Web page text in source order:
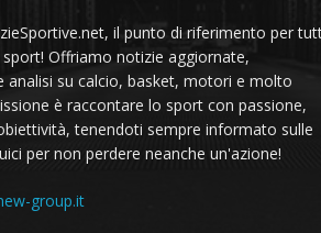
il punto di riferimento per
Offriamo notizie aggiornate,
analisi su calcio, basket, motori e molto
è raccontare lo sport con passione,
tenendoti sempre informato sulle
per non perdere neanche un'azione!
group.it